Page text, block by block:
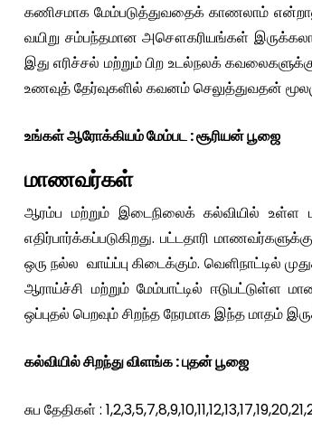
கணிசமாக மேம்படுத்துவதைக் காணலாம்
வயிறு சம்பந்தமான அசௌகரியங்கள்
இது எரிச்சல் மற்றும் பிற உடல்நலக்
உணவுத் தேர்வுகளில் கவனம் செலுத்துவதன்
உங்கள் ஆரோக்கியம் மேம்பட : சூரியன் பூஜை
மாணவர்கள்
ஆரம்ப மற்றும் இடைநிலைக் கல்வியில்
எதிர்பார்க்கப்படுகிறது. பட்டதாரி
ஒரு நல்ல வாய்ப்பு கிடைக்கும். வெளிநாட்டில்
ஆராய்ச்சி மற்றும் மேம்பாட்டில்
ஒப்புதல் பெறவும் சிறந்த நேரமாக இந்த மாதம்
கல்வியில் சிறந்து விளங்க : புதன் பூஜை
சுப தேதிகள் :